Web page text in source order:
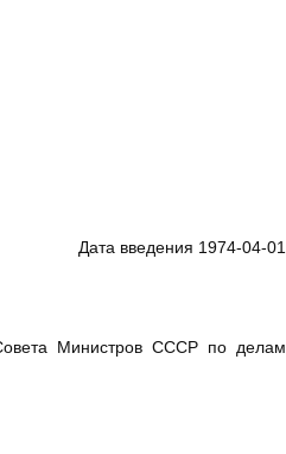
Дата введения 1974-04-01
Министров СССР по делам